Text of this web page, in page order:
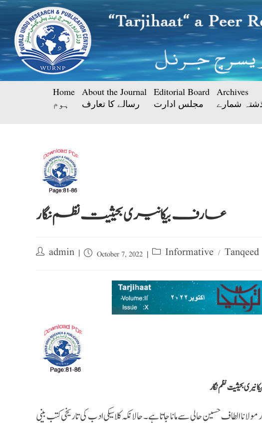
Home
ہوم
About the Journal
رسالے کا تعارف
Editorial Board
مجلس ادارت
Archives
شمارے
عارف بیکانیری بحیثیت نظم نگار
admin October 7, 2022 Informative / Tanqeed
بحیثیت نظم نگار
الطاف حسین حالی سے مانا جاتا ہے ۔ حالانکہ کلاسیکی ادب کی تاریخی کتب بینی